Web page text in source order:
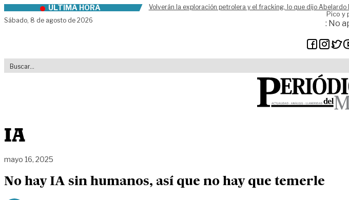
Skip to contentÚLTIMA HORA
Volverán la exploración petrolera y el fracking, lo que dijo Abelardo
Sábado, 8 de agosto de 2026
Pico y
: No
IA
mayo 16, 2025
No hay IA sin humanos, así que no hay que temerle